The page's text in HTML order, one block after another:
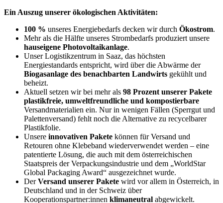
Ein Auszug unserer ökologischen Aktivitäten:
100 % unseres Energiebedarfs decken wir durch Ökostrom.
Mehr als die Hälfte unseres Strombedarfs produziert unsere
hauseigene Photovoltaikanlage.
Unser Logistikzentrum in Saaz, das höchsten
Energiestandards entspricht, wird über die Abwärme der
Biogasanlage des benachbarten Landwirts gekühlt und
beheizt.
Aktuell setzen wir bei mehr als 98 Prozent unserer Pakete
plastikfreie, umweltfreundliche und kompostierbare
Versandmaterialien ein. Nur in wenigen Fällen (Sperrgut und
Palettenversand) fehlt noch die Alternative zu recycelbarer
Plastikfolie.
Unsere innovativen Pakete können für Versand und
Retouren ohne Klebeband wiederverwendet werden – eine
patentierte Lösung, die auch mit dem österreichischen
Staatspreis der Verpackungsindustrie und dem „WorldStar
Global Packaging Award“ ausgezeichnet wurde.
DerVersand unserer Pakete wird vor allem in Österreich, in
Deutschland und in der Schweiz über
Kooperationspartner:innen klimaneutral abgewickelt.